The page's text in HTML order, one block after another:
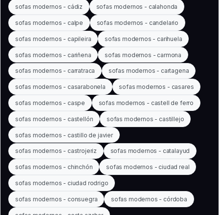
sofas modernos - cádiz sofas modernos - calahonda
sofas modernos - calpe sofas modernos - candelario
sofas modernos - capileira sofas modernos - carihuela
sofas modernos - cariñena sofas modernos - carmona
sofas modernos - carratraca sofas modernos - cartagena
sofas modernos - casarabonela sofas modernos - casares
sofas modernos - caspe sofas modernos - castell de ferro
sofas modernos - castellón sofas modernos - castillejo
sofas modernos - castillo de javier
sofas modernos - castrojeriz sofas modernos - catalayud
sofas modernos - chinchón sofas modernos - ciudad real
sofas modernos - ciudad rodrigo
sofas modernos - consuegra sofas modernos - córdoba